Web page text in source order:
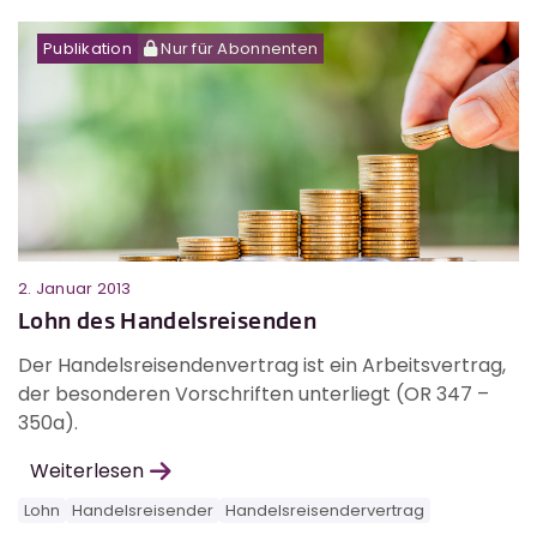
Publikation Nur für Abonnenten
2. Januar 2013
Lohn des Handelsreisenden
Der Handelsreisendenvertrag ist ein Arbeitsvertrag,
der besonderen Vorschriften unterliegt (OR 347 –
350a).
Weiterlesen
Lohn Handelsreisender Handelsreisendervertrag